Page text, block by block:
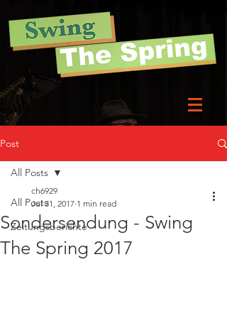
Post
All Posts
Zeitungsberichte
All Posts
Sondersendung - Swing
The Spring 2017
ch6929
Jul 31, 2017 1 min read